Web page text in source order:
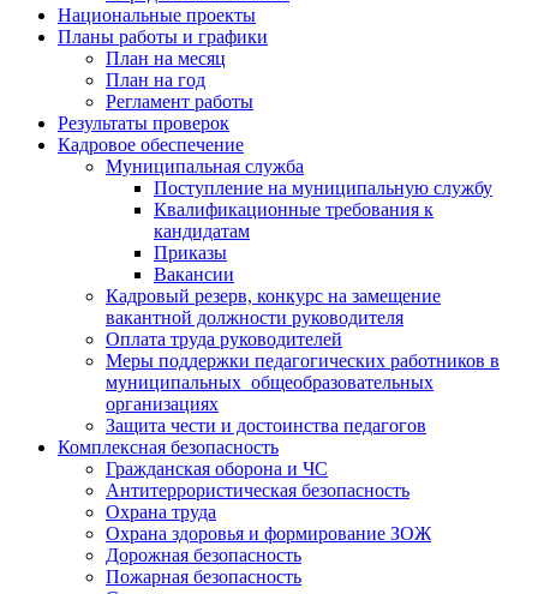
Национальные проекты
Планы работы и графики
План на месяц
План на год
Регламент работы
Результаты проверок
Кадровое обеспечение
Муниципальная служба
Поступление на муниципальную службу
Квалификационные требования к
кандидатам
Приказы
Вакансии
Кадровый резерв, конкурс на замещение
вакантной должности руководителя
Оплата труда руководителей
Меры поддержки педагогических работников в
муниципальных общеобразовательных
организациях
Защита чести и достоинства педагогов
Комплексная безопасность
Гражданская оборона и ЧС
Антитеррористическая безопасность
Охрана труда
Охрана здоровья и формирование ЗОЖ
Дорожная безопасность
Пожарная безопасность